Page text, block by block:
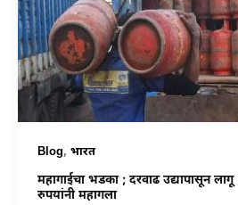
Blog, भारत
महागाईचा भडका ; दरवाढ उद्यापासून
रुपयांनी महागला